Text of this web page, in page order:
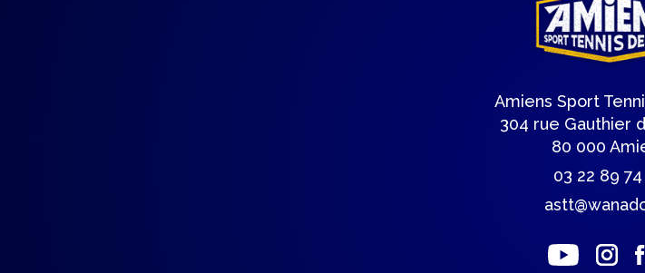
Amiens Sport
304 rue Gauthier
80 000
03 22 89